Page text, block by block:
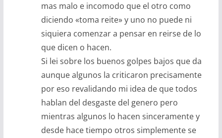
mas malo e incomodo que el otro como
diciendo «toma reite» y uno no puede ni
siquiera comenzar a pensar en reirse de lo
que dicen o hacen.
Si lei sobre los buenos golpes bajos que da
aunque algunos la criticaron precisamente
por eso revalidando mi idea de que todos
hablan del desgaste del genero pero
mientras algunos lo hacen sinceramente y
desde hace tiempo otros simplemente se